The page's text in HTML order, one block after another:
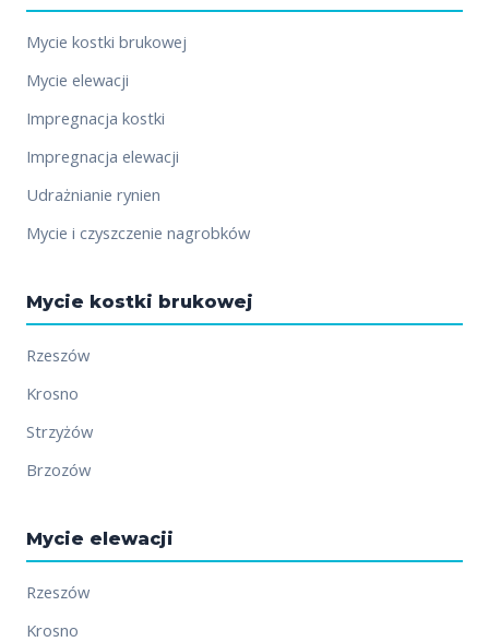
Mycie kostki brukowej
Mycie elewacji
Impregnacja kostki
Impregnacja elewacji
Udrażnianie rynien
Mycie i czyszczenie nagrobków
Mycie kostki brukowej
Rzeszów
Krosno
Strzyżów
Brzozów
Mycie elewacji
Rzeszów
Krosno